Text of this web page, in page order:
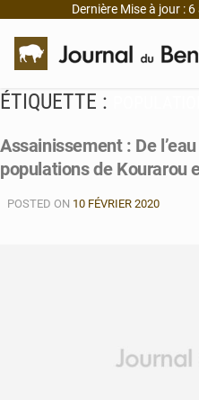
Dernière Mise à jour :
ÉTIQUETTE :
Assainissement : De
populations de Kourarou
POSTED ON 10 FÉVRIER 2020